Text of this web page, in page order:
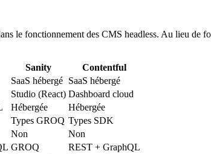
le fonctionnement des CMS headless. Au lieu de
Sanity
Contentful
SaaS hébergé SaaS hébergé
Studio (React) Dashboard cloud
Hébergée
Hébergée
Types GROQ Types SDK
Non
Non
GROQ
REST + GraphQL